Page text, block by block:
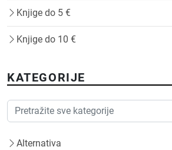
Knjige do 5 €
Knjige do 10 €
KATEGORIJE
Alternativa